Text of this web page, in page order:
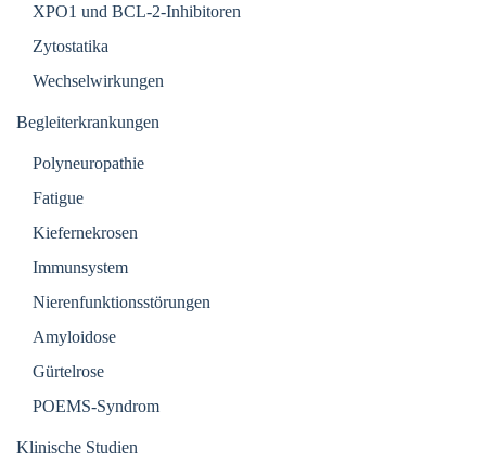
XPO1 und BCL-2-Inhibitoren
Zytostatika
Wechselwirkungen
Begleiterkrankungen
Polyneuropathie
Fatigue
Kiefernekrosen
Immunsystem
Nierenfunktionsstörungen
Amyloidose
Gürtelrose
POEMS-Syndrom
Klinische Studien